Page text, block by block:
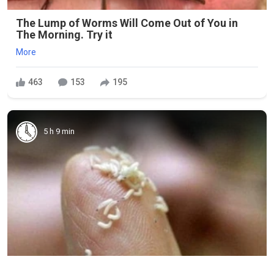
The Lump of Worms Will Come Out of You in
The Morning. Try it
More
463 153 195
5 h 9 min